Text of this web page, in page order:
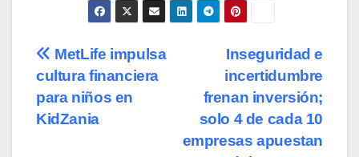
Navegación
de
entradas
Inseguridad e
incertidumbre
frenan inversión;
solo 4 de cada 10
empresas apuestan
MetLife impulsa
cultura financiera
para niños en
KidZania